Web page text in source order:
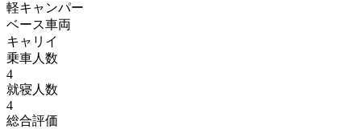
軽キャンパー
ベース車両
キャリイ
乗車人数
4
就寝人数
4
総合評価